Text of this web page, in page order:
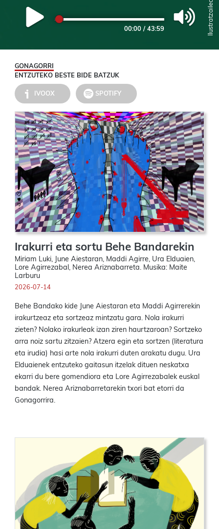
00:00 /43:59
GONAGORRI
ENTZUTEKO BESTE BIDE BATZUK
IVOOX SPOTIFY
Irakurri eta sortu Behe Bandarekin
Miriam Luki, June Aiestaran, Maddi Agirre, Ura Elduaien,
Lore Agirrezabal, Nerea Ariznabarreta. Musika: Maite
Larburu
2026-07-14
Behe Bandako kide June Aiestaran eta Maddi Agirrerekin
irakurtzeaz eta sortzeaz mintzatu gara. Nola irakurri
zieten? Nolako irakurleak izan ziren haurtzaroan? Sortzeko
arra noiz sartu zitzaien? Atzera egin eta sortzen (literatura
eta irudia) hasi arte nola irakurri duten arakatu dugu. Ura
Elduaienek entzuteko gaitasun itzelak dituen neskatxa
ekarri du bere gomendiora eta Lore Agirrezabalek euskal
bandak. Nerea Ariznabarretarekin txori bat etorri da
Gonagorrira.